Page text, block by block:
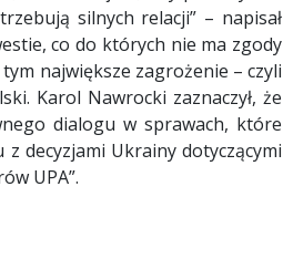
silnych relacji” – napisał
co do których nie ma zgody
największe zagrożenie – czyli
Karol Nawrocki zaznaczył, że
dialogu w sprawach, które
decyzjami Ukrainy dotyczącymi
UPA”.